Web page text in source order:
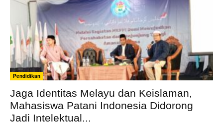
Pendidikan
Jaga Identitas Melayu dan Keislaman,
Mahasiswa Patani Indonesia Didorong
Jadi Intelektual...